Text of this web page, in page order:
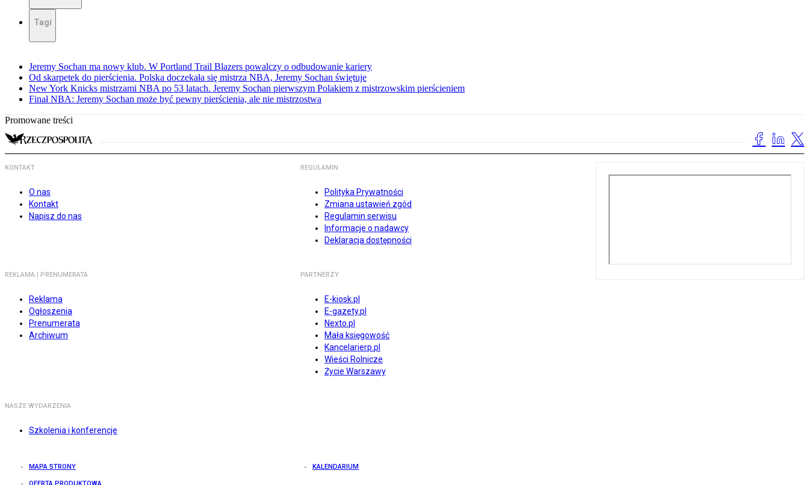
Tagi
Jeremy Sochan ma nowy klub. W Portland Trail Blazers powalczy o odbudowanie kariery
Od skarpetek do pierścienia. Polska doczekała się mistrza NBA, Jeremy Sochan świętuje
New York Knicks mistrzami NBA po 53 latach. Jeremy Sochan pierwszym Polakiem z mistrzowskim pierścieniem
Finał NBA: Jeremy Sochan może być pewny pierścienia, ale nie mistrzostwa
Promowane treści
KONTAKT
O nas
Kontakt
Napisz do nas
REGULAMIN
Polityka Prywatności
Zmiana ustawień zgód
Regulamin serwisu
Informacje o nadawcy
Deklaracja dostępności
REKLAMA I PRENUMERATA
Reklama
Ogłoszenia
Prenumerata
Archiwum
PARTNERZY
E-kiosk.pl
E-gazety.pl
Nexto.pl
Mała księgowość
Kancelarierp.pl
Wieści Rolnicze
Życie Warszawy
NASZE WYDARZENIA
Szkolenia i konferencje
MAPA STRONY KALENDARIUM